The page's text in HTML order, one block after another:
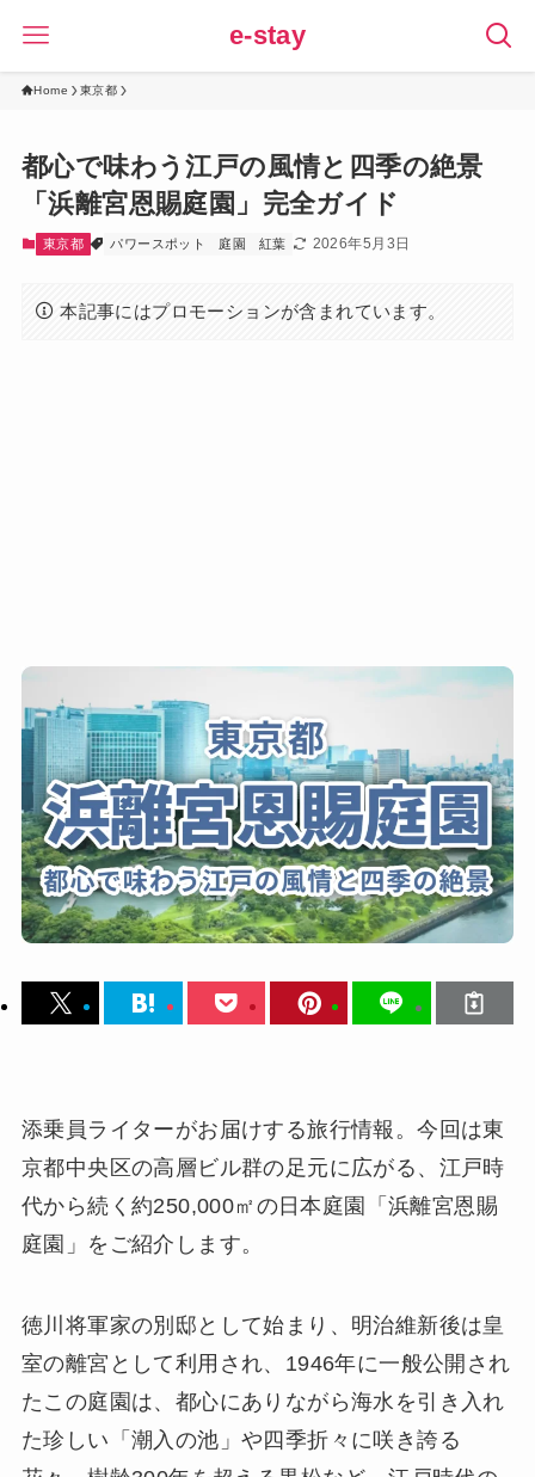
e-stay
Home 東京都
都心で味わう江戸の風情と四季の絶景
「浜離宮恩賜庭園」完全ガイド
東京都 パワースポット 庭園 紅葉 2026年5月3日
本記事にはプロモーションが含まれています。
添乗員ライターがお届けする旅行情報。今回は東
京都中央区の高層ビル群の足元に広がる、江戸時
代から続く約250,000㎡の日本庭園「浜離宮恩賜
庭園」をご紹介します。
徳川将軍家の別邸として始まり、明治維新後は皇
室の離宮として利用され、1946年に一般公開され
たこの庭園は、都心にありながら海水を引き入れ
た珍しい「潮入の池」や四季折々に咲き誇る